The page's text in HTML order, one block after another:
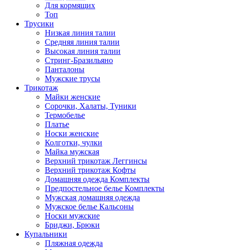
Для кормящих
Топ
Трусики
Низкая линия талии
Средняя линия талии
Высокая линия талии
Стринг-Бразильяно
Панталоны
Мужские трусы
Трикотаж
Майки женские
Сорочки, Халаты, Туники
Термобелье
Платье
Носки женские
Колготки, чулки
Майка мужская
Верхний трикотаж Леггинсы
Верхний трикотаж Кофты
Домашняя одежда Комплекты
Предпостельное белье Комплекты
Мужская домашняя одежда
Мужское белье Кальсоны
Носки мужские
Бриджи, Брюки
Купальники
Пляжная одежда